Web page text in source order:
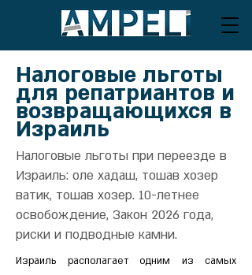
Налоговые льготы
для репатриантов и
возвращающихся в
Израиль
Налоговые льготы при переезде в
Израиль: оле хадаш, тошав хозер
ватик, тошав хозер. 10-летнее
освобождение, Закон 2026 года,
риски и подводные камни.
Израиль располагает одним из самых